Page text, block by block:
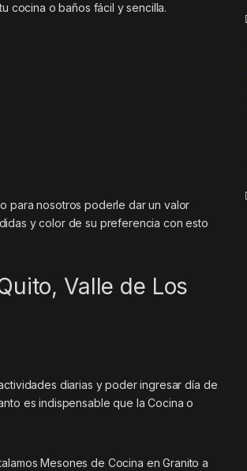
cocina o baños fácil y sencilla.
para nosotros poderle dar un valor
y color de su preferencia con esto
Valle de Los
diarias y poder ingresar día de
es indispensable que la Cocina o
Mesones de Cocina en Granito a